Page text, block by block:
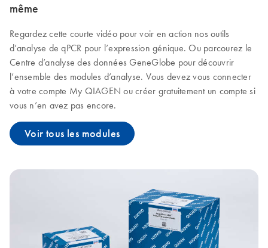
même
Regardez cette courte vidéo pour voir en action nos outils
d’analyse de qPCR pour l’expression génique. Ou parcourez le
Centre d’analyse des données GeneGlobe pour découvrir
l’ensemble des modules d’analyse. Vous devez vous connecter
à votre compte My QIAGEN ou créer gratuitement un compte si
vous n’en avez pas encore.
Voir tous les modules